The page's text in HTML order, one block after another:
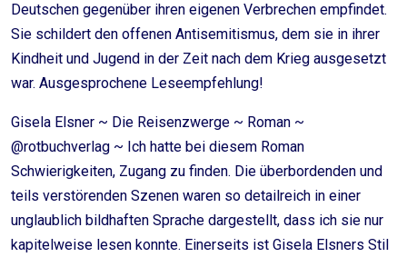
Deutschen gegenüber ihren eigenen Verbrechen empfindet.
Sie schildert den offenen Antisemitismus, dem sie in ihrer
Kindheit und Jugend in der Zeit nach dem Krieg ausgesetzt
war. Ausgesprochene Leseempfehlung!
Gisela Elsner ~ Die Reisenzwerge ~ Roman ~
@rotbuchverlag ~ Ich hatte bei diesem Roman
Schwierigkeiten, Zugang zu finden. Die überbordenden und
teils verstörenden Szenen waren so detailreich in einer
unglaublich bildhaften Sprache dargestellt, dass ich sie nur
kapitelweise lesen konnte. Einerseits ist Gisela Elsners Stil